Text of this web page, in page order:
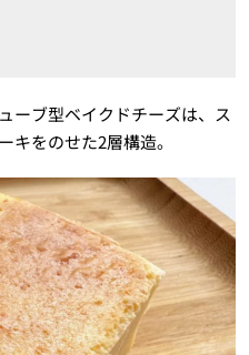
ーブ型ベイクドチーズは、ス
キをのせた2層構造。